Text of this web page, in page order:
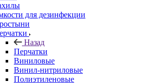
для дезинфекции
Назад
Перчатки
Виниловые
Винил-нитриловые
Полиэтиленовые